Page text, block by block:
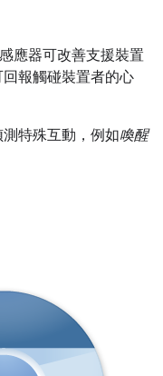
感應器可改善支援裝置
回報觸碰裝置者的心
特殊互動，例如喚醒